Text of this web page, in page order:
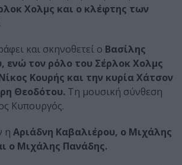
Χολμς και ο κλέφτης των
και σκηνοθετεί ο Βασίλης
ενώ τον ρόλο του Σέρλοκ Χολμς
Κουρής και την κυρία Χάτσον
Θεοδότου. Τη μουσική σύνθεση
Κυπουργός.
η Αριάδνη Καβαλιέρου, ο Μιχάλης
ο Μιχάλης Πανάδης.